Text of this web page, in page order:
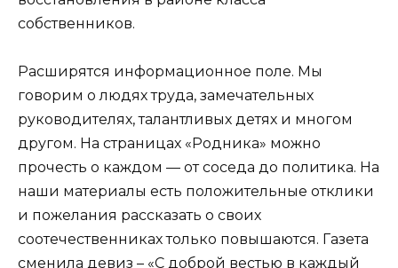
собственников.
Расширятся информационное поле. Мы
говорим о людях труда, замечательных
руководителях, талантливых детях и многом
другом. На страницах «Родника» можно
прочесть о каждом — от соседа до политика. На
наши материалы есть положительные отклики
и пожелания рассказать о своих
соотечественниках только повышаются. Газета
сменила девиз – «С доброй вестью в каждый